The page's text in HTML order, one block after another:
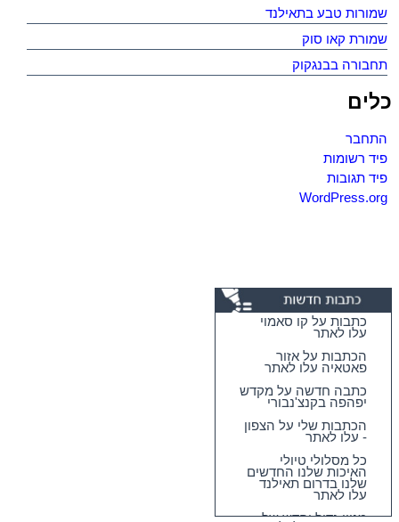
שמורות טבע בתאילנד
שמורת קאו סוק
תחבורה בבנגקוק
כלים
התחבר
פיד רשומות
פיד תגובות
WordPress.org
כתבות על קו סאמוי
עלו לאתר
הכתבות על אזור
פאטאיה עלו לאתר
כתבה חדשה על מקדש
יפהפה בקנצ'נבורי
הכתבות שלי על הצפון
- עלו לאתר
כל מסלולי טיולי
האיכות שלנו החדשים
שלנו בדרום תאילנד
עלו לאתר
מגוון גדול וחדש של